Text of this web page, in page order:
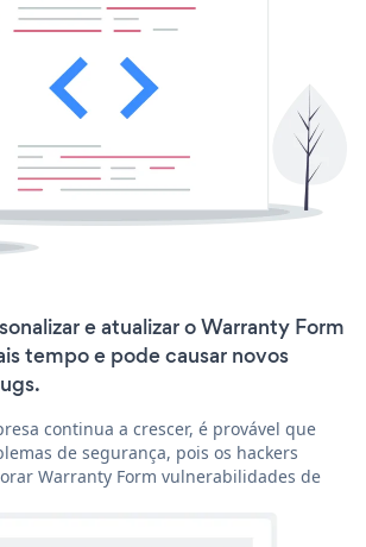
e atualizar o Warranty Form
tempo e pode causar novos
continua a crescer, é provável que
de segurança, pois os hackers
Warranty Form vulnerabilidades de